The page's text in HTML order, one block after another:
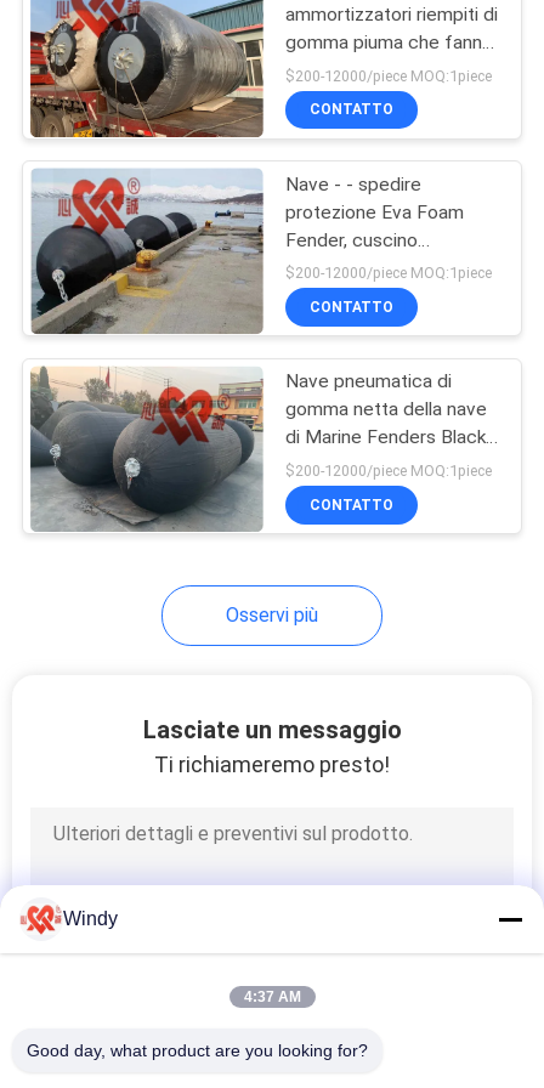
Cuscini
ammortizzatori
riempiti di gomma
piuma
Cuscini
ammortizzatori di
gomma di D
Marine Rubber
Cuscini
ammortizzatori di
gomma cilindrici
ammortizzatori riempiti di
gomma piuma che fanno
galleggiare tipo
resistente all'uso
$200-12000/piece MOQ:1piece
CONTATTO
Nave - - spedire
protezione Eva Foam
Fender, cuscino
ammortizzatore di
galleggiamento solido
della schiuma
$200-12000/piece MOQ:1piece
CONTATTO
Nave pneumatica di
gomma netta della nave
di Marine Fenders Black
Color For della catena
$200-12000/piece MOQ:1piece
CONTATTO
Osservi più
Lasciate un messaggio
Ti richiameremo presto!
Windy
4:37 AM
Good day, what product are you looking for?